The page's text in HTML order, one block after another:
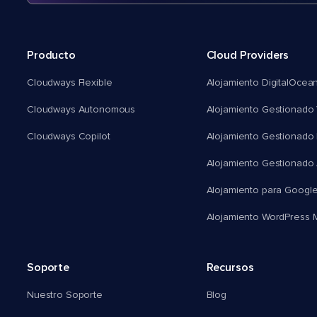
Producto
Cloudways Flexible
Cloudways Autonomous
Cloudways Copilot
Cloud Providers
Alojamiento
Alojamiento Gestionado
Alojamiento Gestionado
Alojamiento Gestionado
Alojamiento para
Alojamiento WordPress
Soporte
Nuestro Soporte
Recursos
Blog